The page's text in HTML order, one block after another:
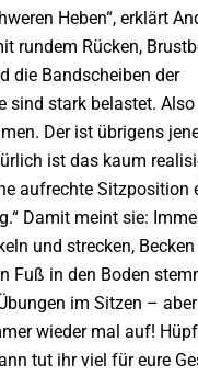
Heben“, erklärt
rundem Rücken,
die Bandscheiben der
sind stark belastet. Also
Der ist übrigens
ist das kaum
aufrechte Sitzposition
Damit meint sie:
und strecken, Becken
Fuß in den Boden
im Sitzen –
wieder mal auf!
tut ihr viel für eure